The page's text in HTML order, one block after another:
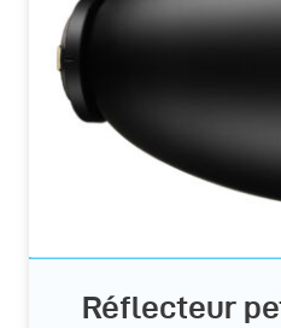
Réflecteur